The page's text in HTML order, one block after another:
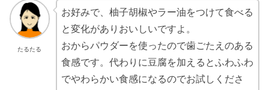
たるたる
お好みで、柚子胡椒やラー油をつけて食べる
と変化がありおいしいですよ。
おからパウダーを使ったので歯ごたえのある
食感です。代わりに豆腐を加えるとふわふわ
でやわらかい食感になるのでお試しくださ